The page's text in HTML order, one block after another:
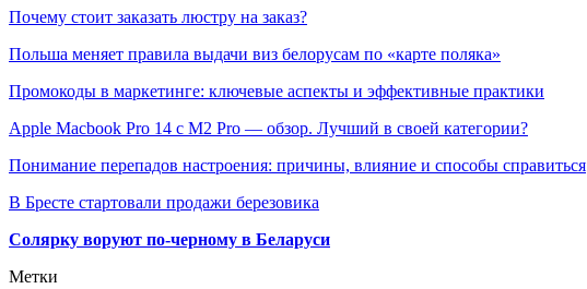
Почему стоит заказать люстру на заказ?
Польша меняет правила выдачи виз белорусам по «карте поляка»
Промокоды в маркетинге: ключевые аспекты и эффективные практики
Apple Macbook Pro 14 с M2 Pro — обзор. Лучший в своей категории?
Понимание перепадов настроения: причины, влияние и способы справиться
В Бресте стартовали продажи березовика
Солярку воруют по-черному в Беларуси
Метки